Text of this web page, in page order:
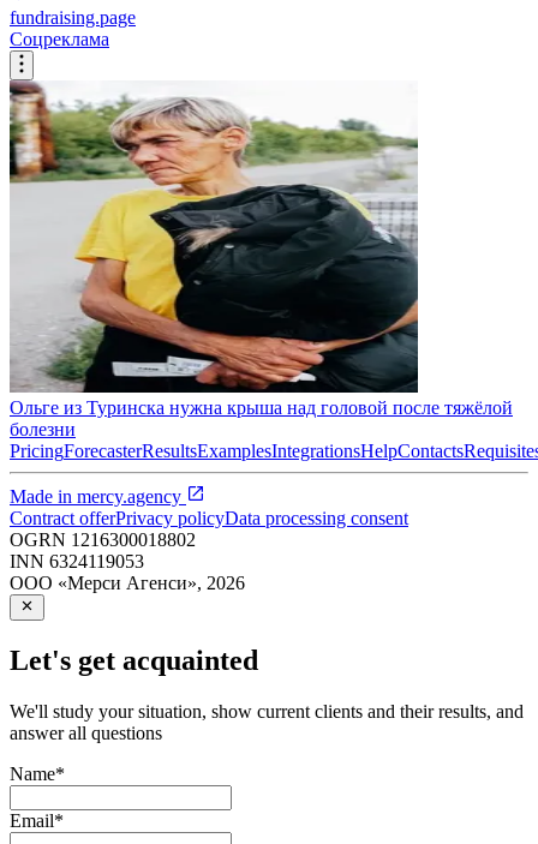
fundraising.page
Соцреклама
Ольге из Туринска нужна крыша над головой после тяжёлой
болезни
PricingForecasterResultsExamplesIntegrationsHelpContacts
Made in mercy.agency
Contract offerPrivacy policyData processing consent
OGRN 1216300018802
INN 6324119053
ООО «Мерси Агенси», 2026
Let's get acquainted
We'll study your situation, show current clients and their results, and
answer all questions
Name*
Email*